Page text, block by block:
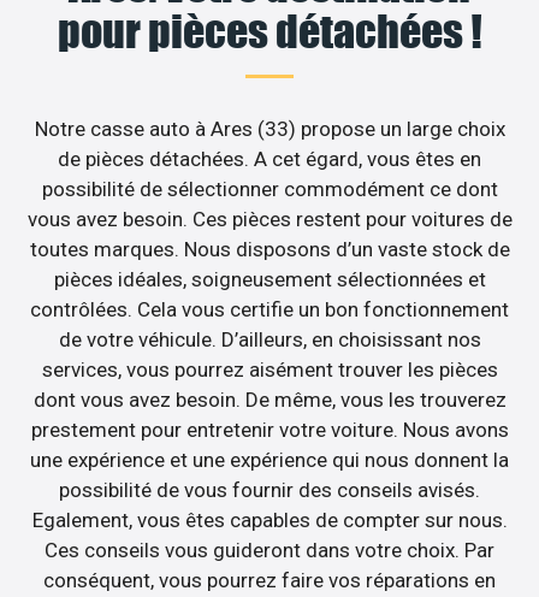
pour pièces détachées !
Notre casse auto à Ares (33) propose un large choix
de pièces détachées. A cet égard, vous êtes en
possibilité de sélectionner commodément ce dont
vous avez besoin. Ces pièces restent pour voitures de
toutes marques. Nous disposons d’un vaste stock de
pièces idéales, soigneusement sélectionnées et
contrôlées. Cela vous certifie un bon fonctionnement
de votre véhicule. D’ailleurs, en choisissant nos
services, vous pourrez aisément trouver les pièces
dont vous avez besoin. De même, vous les trouverez
prestement pour entretenir votre voiture. Nous avons
une expérience et une expérience qui nous donnent la
possibilité de vous fournir des conseils avisés.
Egalement, vous êtes capables de compter sur nous.
Ces conseils vous guideront dans votre choix. Par
conséquent, vous pourrez faire vos réparations en